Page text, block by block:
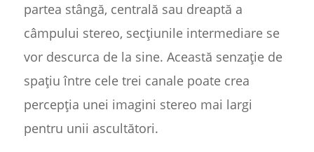
partea stângă, centrală sau dreaptă a
câmpului stereo, secțiunile intermediare se
vor descurca de la sine. Această senzație de
spațiu între cele trei canale poate crea
percepția unei imagini stereo mai largi
pentru unii ascultători.